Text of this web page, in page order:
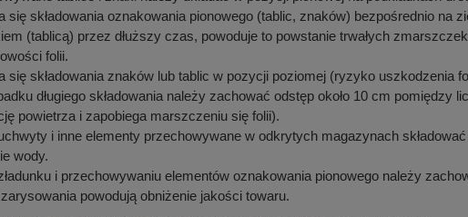
się składowania oznakowania pionowego (tablic, znaków) bezpośrednio na
(tablicą) przez dłuższy czas, powoduje to powstanie trwałych
folii.
się składowania znaków lub tablic w pozycji poziomej (ryzyko uszkodzenia
długiego składowania należy zachować odstęp około 10 cm pomiędzy
powietrza i zapobiega marszczeniu się folii).
i inne elementy przechowywane w odkrytych magazynach
wody.
i przechowywaniu elementów oznakowania pionowego należy
powodują obniżenie jakości towaru.